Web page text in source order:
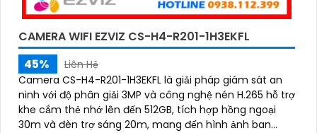
CAMERA WIFI EZVIZ CS-H4-R201-1H3EKFL
45%
Liên Hệ
Camera CS-H4-R201-1H3EKFL là giải pháp giám sát an
ninh với độ phân giải 3MP và công nghệ nén H.265 hỗ trợ
khe cắm thẻ nhớ lên đến 512GB, tích hợp hồng ngoại
30m và đèn trợ sáng 20m, mang đến hình ảnh ban